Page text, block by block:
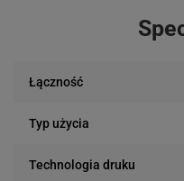
Łączność
Typ użycia
Technologia druku